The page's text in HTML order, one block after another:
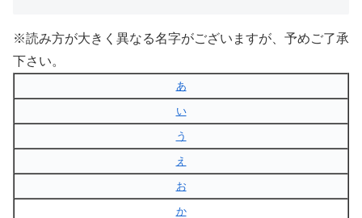
※読み方が大きく異なる名字がございますが、予めご了承
下さい。
あ
い
う
え
お
か